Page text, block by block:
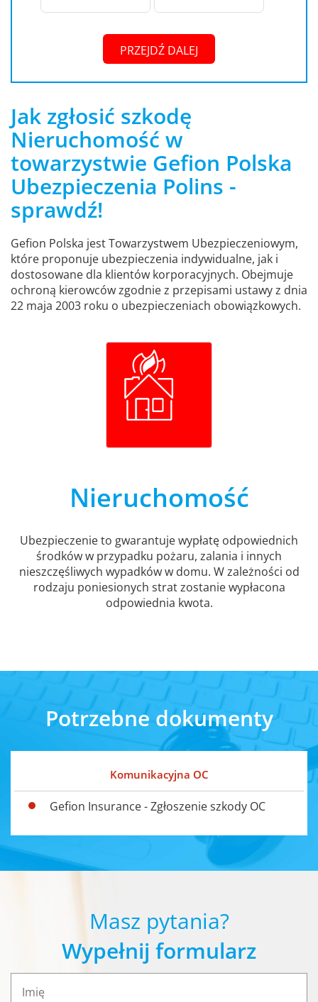
PRZEJDŹ DALEJ
Jak zgłosić szkodę
Nieruchomość w
towarzystwie Gefion Polska
Ubezpieczenia Polins -
sprawdź!
Gefion Polska jest Towarzystwem Ubezpieczeniowym,
które proponuje ubezpieczenia indywidualne, jak i
dostosowane dla klientów korporacyjnych. Obejmuje
ochroną kierowców zgodnie z przepisami ustawy z dnia
22 maja 2003 roku o ubezpieczeniach obowiązkowych.
Nieruchomość
Ubezpieczenie to gwarantuje wypłatę odpowiednich
środków w przypadku pożaru, zalania i innych
nieszczęśliwych wypadków w domu. W zależności od
rodzaju poniesionych strat zostanie wypłacona
odpowiednia kwota.
Potrzebne dokumenty
Komunikacyjna OC
Gefion Insurance - Zgłoszenie szkody OC
Masz pytania?
Wypełnij formularz